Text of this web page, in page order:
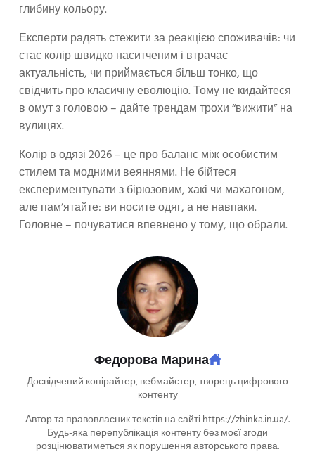
глибину кольору.
Експерти радять стежити за реакцією споживачів: чи
стає колір швидко наситченим і втрачає
актуальність, чи приймається більш тонко, що
свідчить про класичну еволюцію. Тому не кидайтеся
в омут з головою – дайте трендам трохи “вижити” на
вулицях.
Колір в одязі 2026 – це про баланс між особистим
стилем та модними веяннями. Не бійтеся
експериментувати з бірюзовим, хакі чи махагоном,
але пам’ятайте: ви носите одяг, а не навпаки.
Головне – почуватися впевнено у тому, що обрали.
Федорова Марина
Досвідчений копірайтер, вебмайстер, творець цифрового
контенту
Автор та правовласник текстів на сайті https://zhinka.in.ua/.
Будь-яка перепублікація контенту без моєї згоди
розцінюватиметься як порушення авторського права.